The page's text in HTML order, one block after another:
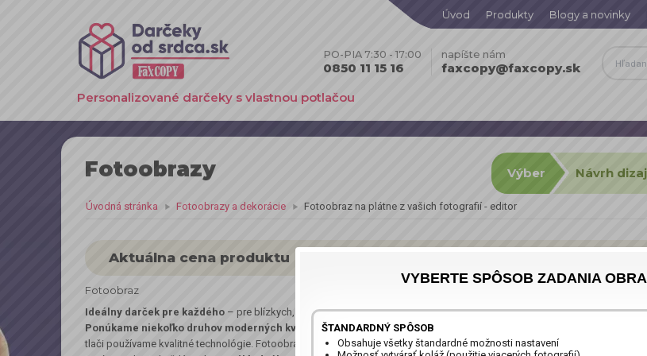
Úvod Produkty Blogy a novinky
Personalizované darčeky s vlastnou potlačou
PO-PIA 7:30 - 17:00
0850 11 15 16
napíšte nám
faxcopy@faxcopy.sk
Výber Návrh
Fotoobrazy
Úvodná stránka Fotoobrazy a dekorácie Fotoobraz na plátne z vašich fotografií - editor
Aktuálna cena produktu
Fotoobraz
Ideálny darček pre každého – pre blízkych, ale aj keď chcete potešiť len seba.
Ponúkame niekoľko druhov moderných kvalitne spracovaných fotoobrazov
tlačených na špičkových tlačiarňach
tlači používame kvalitné technológie. Fotoobrazy sú napnuté na skrytom drevenom ráme (rám nie je viditeľný, obraz ho celý
VYBERTE SPÔSOB ZADANIA
ŠTANDARDNÝ SPÔSOB
Obsahuje všetky štandardné možnosti nastavení